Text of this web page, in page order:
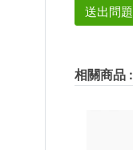
送出問題
相關商品: